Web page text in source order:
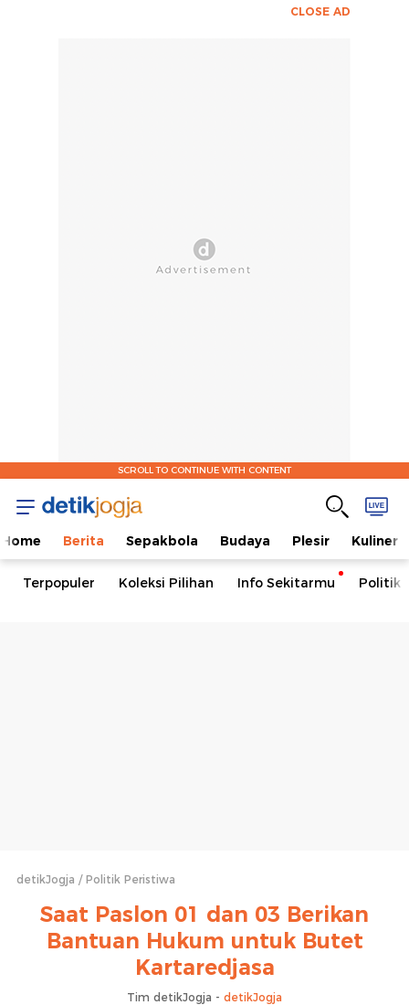
CLOSE AD
SCROLL TO CONTINUE WITH CONTENT
Home Berita Sepakbola Budaya Plesir Kuliner
Terpopuler Koleksi Pilihan Info Sekitarmu Politik
detikJogja Politik Peristiwa
Saat Paslon 01 dan 03 Berikan
Bantuan Hukum untuk Butet
Kartaredjasa
Tim detikJogja - detikJogja